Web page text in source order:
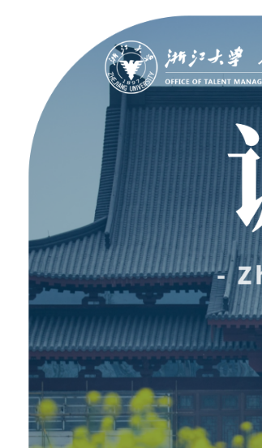
聚贤纳才
Jobs @ ZJU
招聘公告
加入我们